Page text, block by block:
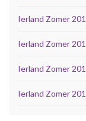
Ierland Zomer
Ierland Zomer
Ierland Zomer
Ierland Zomer